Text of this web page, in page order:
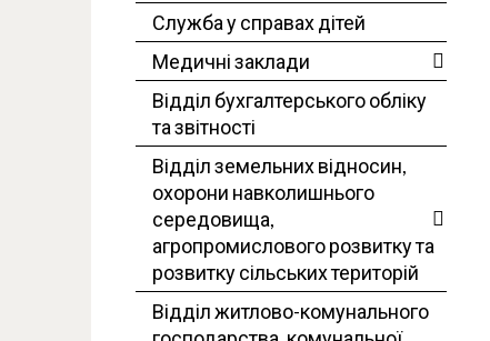
Служба у справах дітей
Медичні заклади
Відділ бухгалтерського обліку
та звітності
Відділ земельних відносин,
охорони навколишнього
середовища,
агропромислового розвитку та
розвитку сільських територій
Відділ житлово-комунального